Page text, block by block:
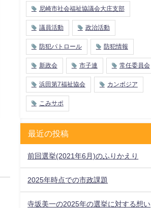
尼崎市社会福祉協議会大庄支部
議員活動 政治活動
防犯パトロール 防犯情報
新政会 市子連 常任委員会
浜田第7福祉協会 カンボジア
こみサポ
最近の投稿
前回選挙(2021年6月)のふりかえり
2025年時点での市政課題
寺坂美一の2025年の選挙に対する想い